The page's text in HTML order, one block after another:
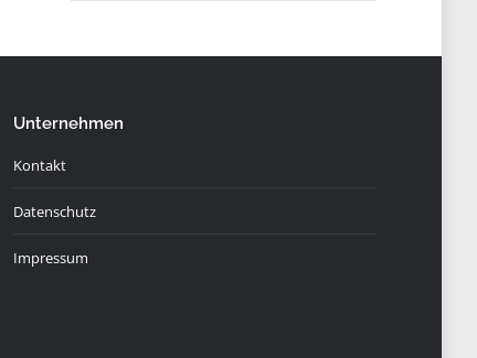
Unternehmen
Kontakt
Datenschutz
Impressum